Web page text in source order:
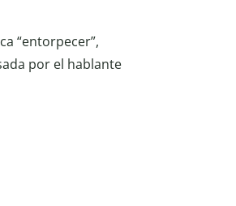
“entorpecer”,
por el hablante